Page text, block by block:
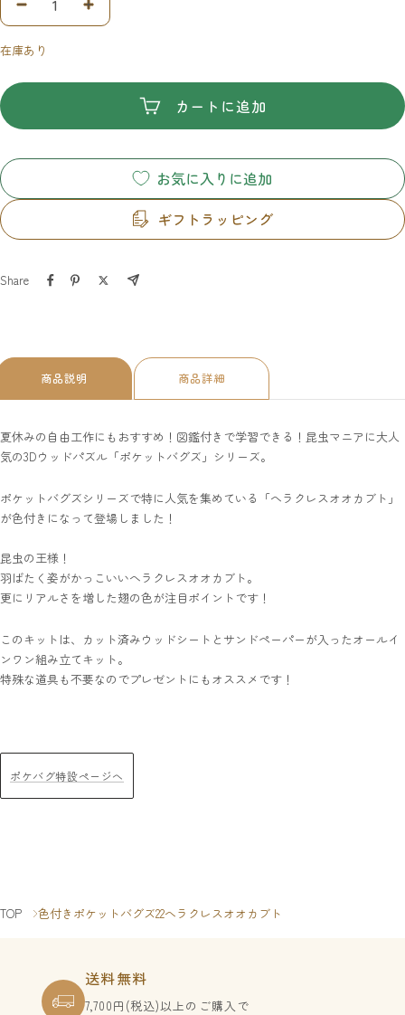
数
量
を
数
量
在庫あり
カートに追加
お気に入りに追加
ギフトラッピング
Share
商品説明 商品詳細
夏休みの自由工作にもおすすめ！図鑑付きで学習できる！昆虫マニアに大人
気の3Dウッドパズル「ポケットバグズ」シリーズ。
ポケットバグズシリーズで特に人気を集めている「へラクレスオオカブト」
が色付きになって登場しました！
昆虫の王様！
羽ばたく姿がかっこいいへラクレスオオカブト。
更にリアルさを増した翅の色が注目ポイントです！
このキットは、カット済みウッドシートとサンドペーパーが入ったオールイ
ンワン組み立てキット。
特殊な道具も不要なのでプレゼントにもオススメです！
ポケバグ特設ページへ
TOP 色付きポケットバグズ22へラクレスオオカブト
送料無料
7,700円(税込)以上のご購入で